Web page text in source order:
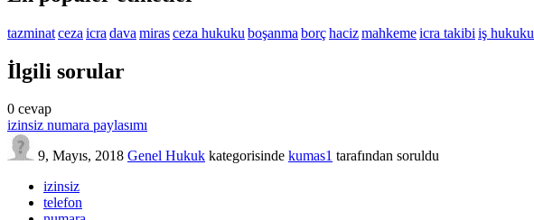
tazminatceza icra dava mirasceza hukuku boşanma borçhacizmahkemeicra takibi iş hukuku
İlgili sorular
0 cevap
izinsiz numara paylasımı
9, Mayıs, 2018 Genel Hukuk kategorisinde kumas1 tarafından soruldu
izinsiz
telefon